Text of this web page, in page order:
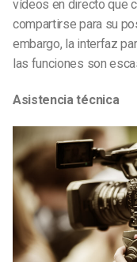
vídeos en directo que
compartirse para su
embargo, la interfaz
las funciones son
Asistencia técnica